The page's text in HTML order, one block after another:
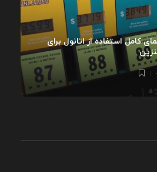
کامل استفاده از اتانول برای